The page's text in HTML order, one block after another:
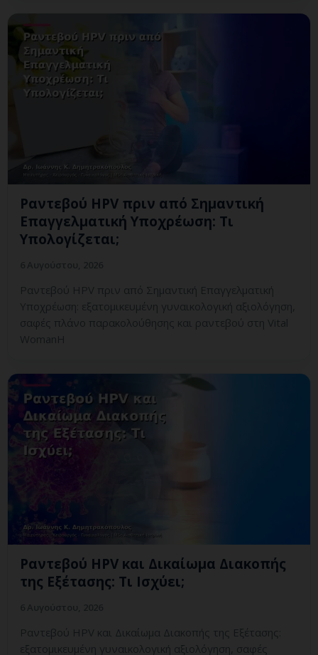
Ραντεβού HPV πριν από Σημαντική
Επαγγελματική Υποχρέωση: Τι
Υπολογίζεται;
Ραντεβού HPV πριν από Σημαντική Επαγγελματική
Υποχρέωση: εξατομικευμένη γυναικολογική αξιολόγηση,
σαφές πλάνο παρακολούθησης και ραντεβού στη Vital
WomanH
Ραντεβού HPV και Δικαίωμα Διακοπής
της Εξέτασης: Τι Ισχύει;
Ραντεβού HPV και Δικαίωμα Διακοπής της Εξέτασης:
εξατομικευμένη γυναικολογική αξιολόγηση, σαφές